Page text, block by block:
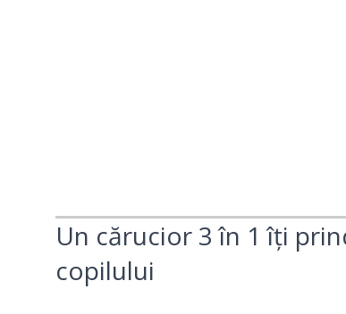
Un cărucior 3 în 1 îți
copilului